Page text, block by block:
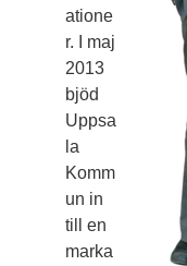
atione
r. I maj
2013
bjöd
Uppsa
la
Komm
un in
till en
marka